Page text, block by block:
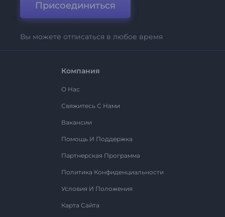
Присоединиться
Вы можете отписаться в любое время
Компания
О Нас
Свяжитесь С Нами
Вакансии
Помощь И Поддержка
Партнерская Программа
Политика Конфиденциальности
Условия И Положения
Карта Сайта